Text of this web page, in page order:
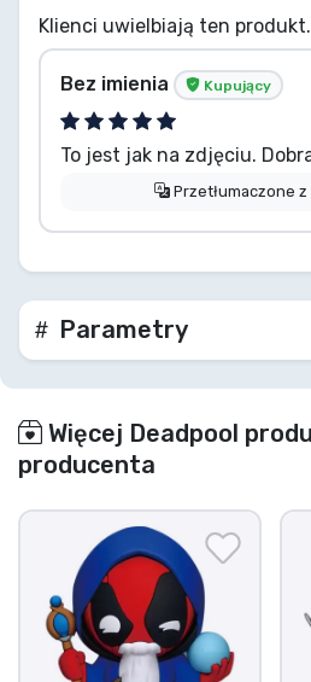
Klienci uwielbiają ten produkt.
Bez imienia Kupujący
To jest jak na zdjęciu.
Przetłumaczone
Parametry
Więcej Deadpool
producenta